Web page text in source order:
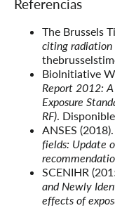
Referencias
The Brussels
citing radiation
BioInitiative
Report 2012:
Exposure
RF).
ANSES (2018).
fields: Update
SCENIHR
and Newly
effects of